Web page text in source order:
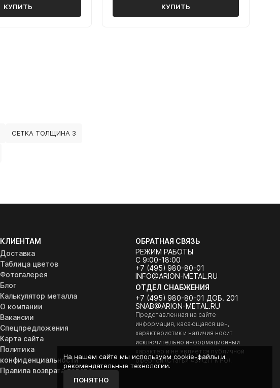
КУПИТЬ КУПИТЬ
СЕТКА ТОЛЩИНА 3
КЛИЕНТАМ
Доставка
Таблица цветов
Фотогалерея
Блог
Калькулятор металла
О компании
Вакансии
Спецпредложения
Карта сайта
Политика
конфиденциальности
Правила возврата товара
ОБРАТНАЯ СВЯЗЬ
РЕЖИМ РАБОТЫ
С 9:00-18:00
+7 (495) 980-80-01
INFO@ARION-METAL.RU
ОТДЕЛ СНАБЖЕНИЯ
+7 (495) 980-80-01 ДОБ. 201
SNAB@ARION-METAL.RU
Представленная на сайте
информация, касающаяся цен,
характеристик и наличия носит
исключительно информационный
характер и не является публичной
офертой (Статья 437(2) ГК РФ).
На нашем сайте мы используем cookie-файлы и
рекомендательные технологии.
ПОНЯТНО